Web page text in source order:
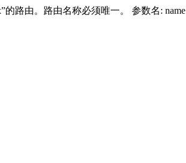
的路由。路由名称必须唯一。 参数名: name